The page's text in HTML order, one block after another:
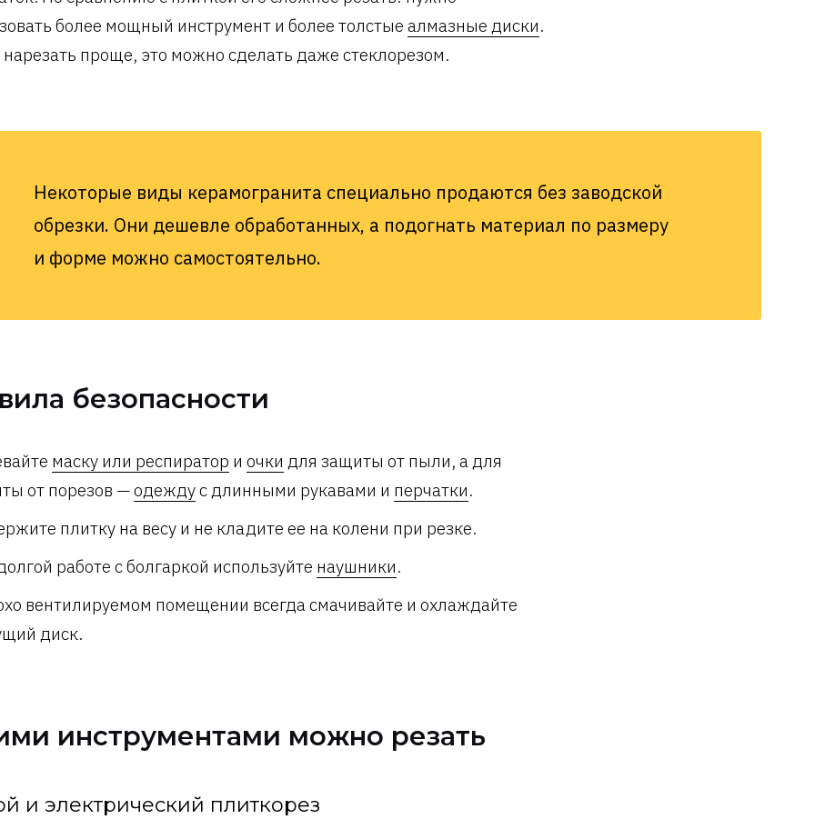
более мощный инструмент и более толстые алмазные диски.
проще, это можно сделать даже стеклорезом.
Некоторые виды керамогранита специально продаются без заводской
обрезки. Они дешевле обработанных, а подогнать материал по размеру
и форме можно самостоятельно.
безопасности
маску или респиратор и очки для защиты от пыли, а для
от порезов —одеждус длинными рукавами и перчатки.
плитку на весу и не кладите ее на колени при резке.
работе с болгаркой используйте наушники.
вентилируемом помещении всегда смачивайте и охлаждайте
диск.
инструментами можно резать
и электрический плиткорез